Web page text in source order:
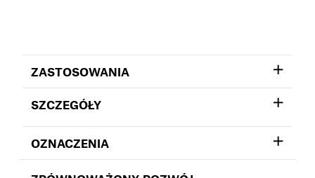
ZASTOSOWANIA
SZCZEGÓŁY
OZNACZENIA